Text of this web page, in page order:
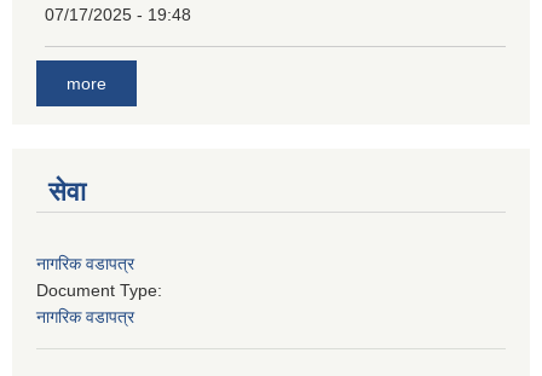
07/17/2025 - 19:48
more
सेवा
नागरिक वडापत्र
Document Type:
नागरिक वडापत्र